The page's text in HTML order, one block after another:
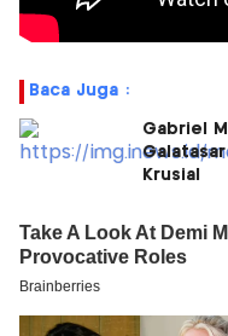
Baca Juga :
Gabriel
Krusial